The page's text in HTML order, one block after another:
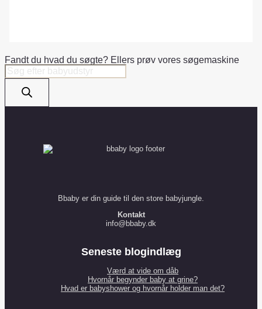
Fandt du hvad du søgte? Ellers prøv vores søgemaskine
Products
search
Bbaby er din guide til den store babyjungle.
Kontakt
info@bbaby.dk
Seneste blogindlæg
Værd at vide om dåb
Hvornår begynder baby at grine?
Hvad er babyshower og hvornår holder man det?